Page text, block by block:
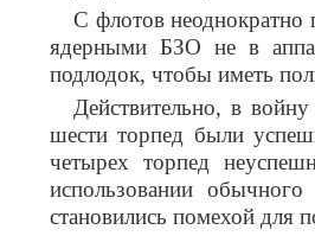
С флотов неоднократно
ядерными БЗО не в
подлодок, чтобы иметь
Действительно, в
шести торпед были
четырех торпед
использовании
становились помехой для